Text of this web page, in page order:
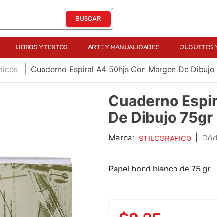
LIBROS Y TEXTOS ARTE Y MANUALIDADES JUGUETES
Cuaderno Espiral A4 50hjs Con Margen De
Cuaderno
De Dibujo 75gr
Marca: STILOGRAFICO
Papel bond blanco de 75 gr